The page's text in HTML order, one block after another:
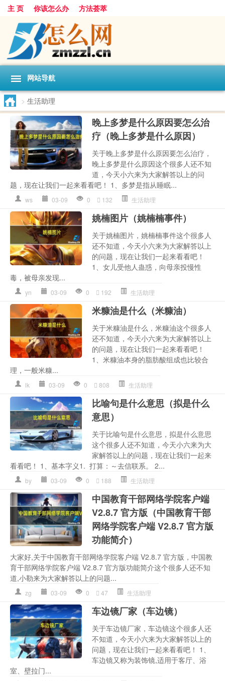
主 页 你该怎么办 方法荟萃
网站导航
> 生活助理
晚上多梦是什么原因要怎么治
疗（晚上多梦是什么原因）
关于晚上多梦是什么原因要怎么治疗，
晚上多梦是什么原因这个很多人还不知
道，今天小六来为大家解答以上的问
题，现在让我们一起来看看吧！ 1、多梦是指从睡眠...
ws 03-09 0 132 生活助理
姚楠图片（姚楠楠事件）
关于姚楠图片，姚楠楠事件这个很多人
还不知道，今天小六来为大家解答以上
的问题，现在让我们一起来看看吧！
1、女儿受他人蛊惑，向母亲投慢性
毒，被母亲发现...
yn 03-09 0 192 生活助理
米糠油是什么（米糠油）
关于米糠油是什么，米糠油这个很多人
还不知道，今天小六来为大家解答以上
的问题，现在让我们一起来看看吧！
1、米糠油本身的脂肪酸组成也比较合
理，一般米糠...
lk 03-09 0 808 生活助理
比喻句是什么意思（拟是什么
意思）
关于比喻句是什么意思，拟是什么意思
这个很多人还不知道，今天小六来为大
家解答以上的问题，现在让我们一起来
看看吧！ 1、基本字义1. 打算：～去信联系。 2...
by 03-09 0 188 生活助理
中国教育干部网络学院客户端
V2.8.7 官方版（中国教育干部
网络学院客户端 V2.8.7 官方版
功能简介）
大家好,关于中国教育干部网络学院客户端 V2.8.7 官方版，中国教
育干部网络学院客户端 V2.8.7 官方版功能简介这个很多人还不知
道,小勒来为大家解答以上的问题...
zg 03-09 0 47 生活助理
车边镜厂家（车边镜）
关于车边镜厂家，车边镜这个很多人还
不知道，今天小六来为大家解答以上的
问题，现在让我们一起来看看吧！ 1、
车边镜又称为装饰镜,适用于客厅、浴
室、壁拉门...